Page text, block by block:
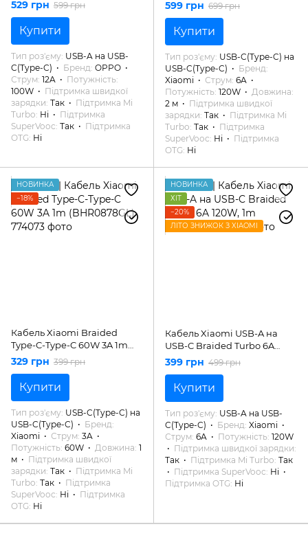
529 грн 599 грн
Купити
Тип роз'єму USB-A на USB-
C(Type-C)
Бренд OPPO
Струм 12A
Потужність
100W
Підтримка швидкої
зарядки Так
Підтримка Mi
Turbo Ні
Підтримка
SuperVooc Так
Підтримка
OTG Ні
599 грн 699 грн
Купити
Тип роз'єму USB-C(Type-C) на
USB-C(Type-C)
Бренд
Xiaomi
Струм 6A
Потужність 120W
Довжина
2 м
Підтримка швидкої
зарядки Так
Підтримка Mi
Turbo Так
Підтримка
SuperVooc Ні
Підтримка
OTG Ні
НОВИНКА
−18%
Кабель Xiaomi Braided
Type-C-Type-C 60W 3A 1m
(BHR0878GL)
329 грн 399 грн
Купити
Тип роз'єму USB-C(Type-C) на
USB-C(Type-C)
Бренд
Xiaomi
Струм 3A
Потужність 60W Довжина 1
м
Підтримка швидкої
зарядки Так
Підтримка Mi
Turbo Так
Підтримка
SuperVooc Ні
Підтримка
OTG Ні
НОВИНКА
ХІТ
−20%
ЛІТО ЗНИЖОК З XIAOMI
Кабель Xiaomi USB-A на
USB-C Braided Turbo 6A
120W, 1m (Original)
399 грн 499 грн
Купити
Тип роз'єму USB-A на USB-
C(Type-C)
Бренд Xiaomi
Струм 6A Потужність 120W
Підтримка швидкої зарядки
Так
Підтримка Mi Turbo Так
Підтримка SuperVooc Ні
Підтримка OTG Ні